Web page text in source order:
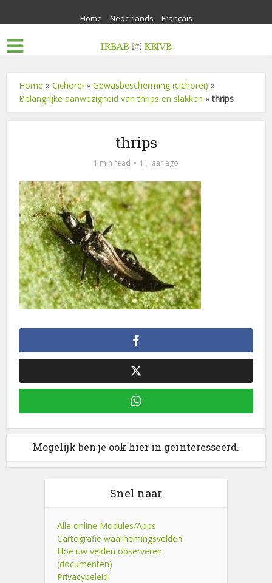
Home Nederlands Français
Home »Cichorei »Gewasbescherming (cichorei) »
Belangrijke aanwezigheid van thrips en slakken »thrips
thrips
1 min read 11 jaar ago
Mogelijk ben je ook hier in geïnteresseerd.
Snel naar
Alle online Modules/Apps
Cartografie waarnemingsvelden
Hoe uw velden observeren
(documenten)
Privacybeleid